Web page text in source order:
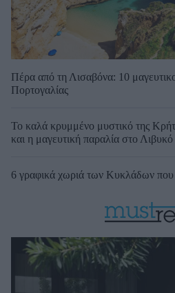
Πέρα από τη Λισαβόνα: 10
Πορτογαλίας
Το καλά κρυμμένο μυστικό της
και η μαγευτική παραλία στο Λιβυκό
6 γραφικά χωριά των Κυκλάδων που